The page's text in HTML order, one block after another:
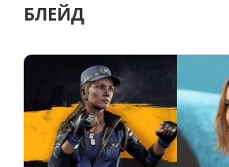
БЛЕЙД